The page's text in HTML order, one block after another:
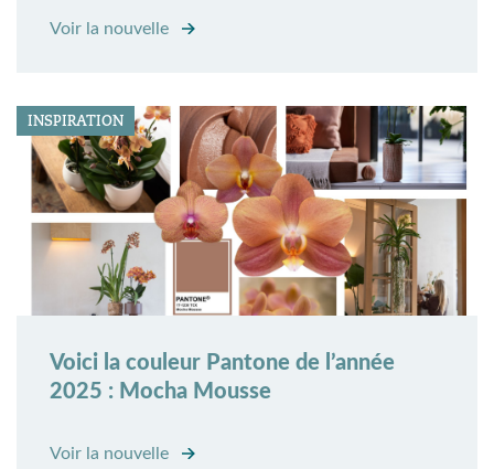
Voir la nouvelle
INSPIRATION
Voici la couleur Pantone de l’année
2025 : Mocha Mousse
Voir la nouvelle